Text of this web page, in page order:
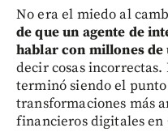
No era el miedo al
de que un agente de
hablar con millones de
decir cosas
terminó siendo el
transformaciones más
financieros digitales en